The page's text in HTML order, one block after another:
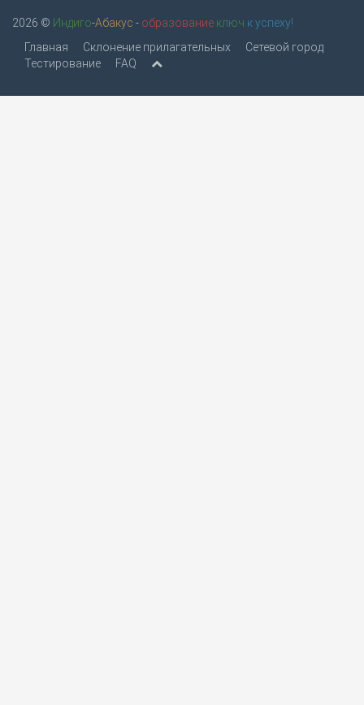
2026 © Индиго-Абакус - образование ключ к успеху!
Главная
Склонение прилагательных
Сетевой город
Тестирование
FAQ